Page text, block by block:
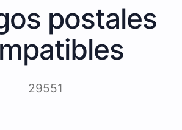
postales
29551